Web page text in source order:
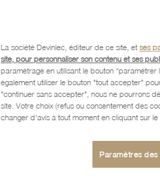
La société Devinlec, éditeur de ce site, et ses
site, pour personnaliser son contenu et ses
paramétrage en utilisant le bouton
également utiliser le bouton "tout accepter"
"continuer sans accepter", nous ne pourrons
site. Votre choix (refus ou consentement des
changer d'avis à tout moment en cliquant sur
Paramètres